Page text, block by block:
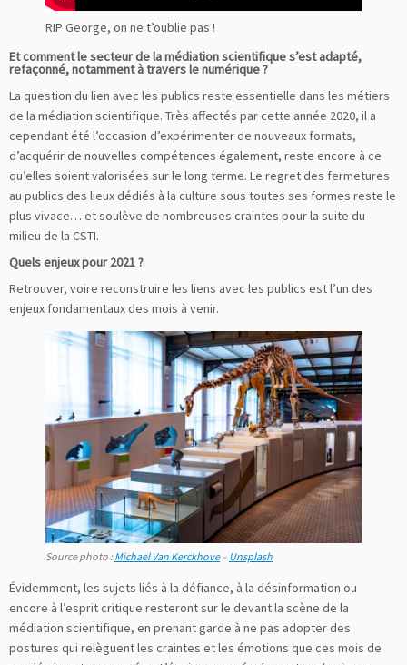
RIP George, on ne t’oublie pas !
Et comment le secteur de la médiation scientifique s’est adapté,
refaçonné, notamment à travers le numérique ?
La question du lien avec les publics reste essentielle dans les métiers
de la médiation scientifique. Très affectés par cette année 2020, il a
cependant été l’occasion d’expérimenter de nouveaux formats,
d’acquérir de nouvelles compétences également, reste encore à ce
qu’elles soient valorisées sur le long terme. Le regret des fermetures
au publics des lieux dédiés à la culture sous toutes ses formes reste le
plus vivace… et soulève de nombreuses craintes pour la suite du
milieu de la CSTI.
Quels enjeux pour 2021 ?
Retrouver, voire reconstruire les liens avec les publics est l’un des
enjeux fondamentaux des mois à venir.
Source photo :Michael Van Kerckhove– Unsplash
Évidemment, les sujets liés à la défiance, à la désinformation ou
encore à l’esprit critique resteront sur le devant la scène de la
médiation scientifique, en prenant garde à ne pas adopter des
postures qui relèguent les craintes et les émotions que ces mois de